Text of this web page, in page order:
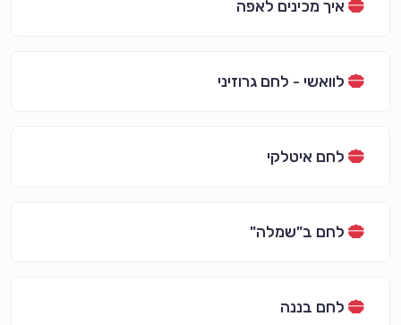
איך מכינים לאפה
לוואשי - לחם גרוזיני
לחם איטלקי
לחם ב"שמלה"
לחם בננה